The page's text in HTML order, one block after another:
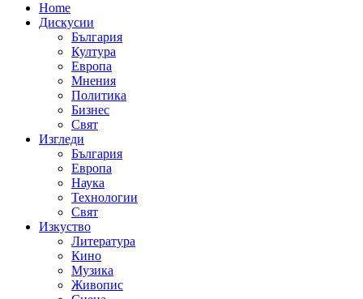
Home
Дискусии
България
Култура
Европа
Мнения
Политика
Бизнес
Свят
Изгледи
България
Европа
Наука
Технологии
Свят
Изкуство
Литература
Кино
Музика
Живопис